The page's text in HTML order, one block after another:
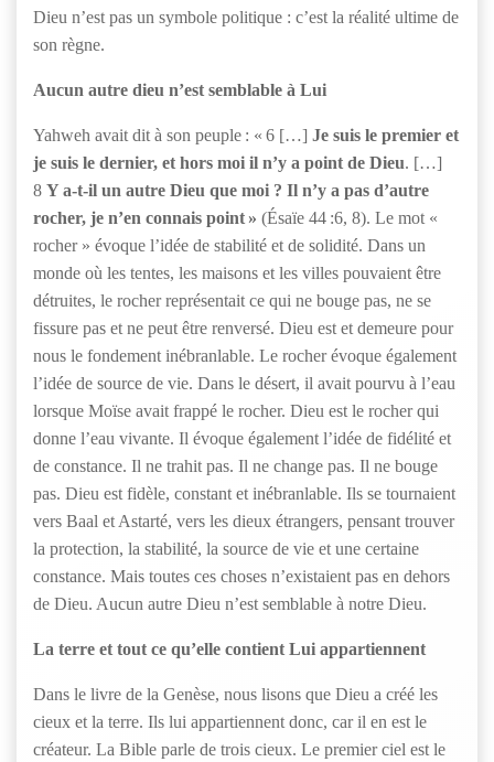
Dieu n’est pas un symbole politique : c’est la réalité ultime de
son règne.
Aucun autre dieu n’est semblable à Lui
Yahweh avait dit à son peuple : « 6 […] Je suis le premier et
je suis le dernier, et hors moi il n’y a point de Dieu. […]
8 Y a-t-il un autre Dieu que moi ? Il n’y a pas d’autre
rocher, je n’en connais point » (Ésaïe 44 :6, 8). Le mot «
rocher » évoque l’idée de stabilité et de solidité. Dans un
monde où les tentes, les maisons et les villes pouvaient être
détruites, le rocher représentait ce qui ne bouge pas, ne se
fissure pas et ne peut être renversé. Dieu est et demeure pour
nous le fondement inébranlable. Le rocher évoque également
l’idée de source de vie. Dans le désert, il avait pourvu à l’eau
lorsque Moïse avait frappé le rocher. Dieu est le rocher qui
donne l’eau vivante. Il évoque également l’idée de fidélité et
de constance. Il ne trahit pas. Il ne change pas. Il ne bouge
pas. Dieu est fidèle, constant et inébranlable. Ils se tournaient
vers Baal et Astarté, vers les dieux étrangers, pensant trouver
la protection, la stabilité, la source de vie et une certaine
constance. Mais toutes ces choses n’existaient pas en dehors
de Dieu. Aucun autre Dieu n’est semblable à notre Dieu.
La terre et tout ce qu’elle contient Lui appartiennent
Dans le livre de la Genèse, nous lisons que Dieu a créé les
cieux et la terre. Ils lui appartiennent donc, car il en est le
créateur. La Bible parle de trois cieux. Le premier ciel est le